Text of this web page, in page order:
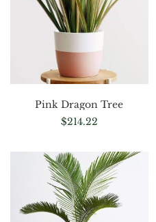
Pink Dragon Tree
$214.22